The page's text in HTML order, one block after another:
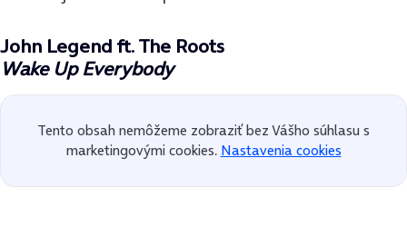
John Legend ft. The Roots
Wake Up Everybody
Tento obsah nemôžeme zobraziť bez Vášho súhlasu s
marketingovými cookies. Nastavenia cookies